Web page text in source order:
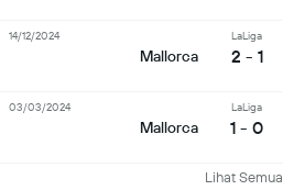
Mallorca
LaLiga
2 - 1
14/12/2024
Mallorca
LaLiga
1 - 0
03/03/2024
Lihat Semua